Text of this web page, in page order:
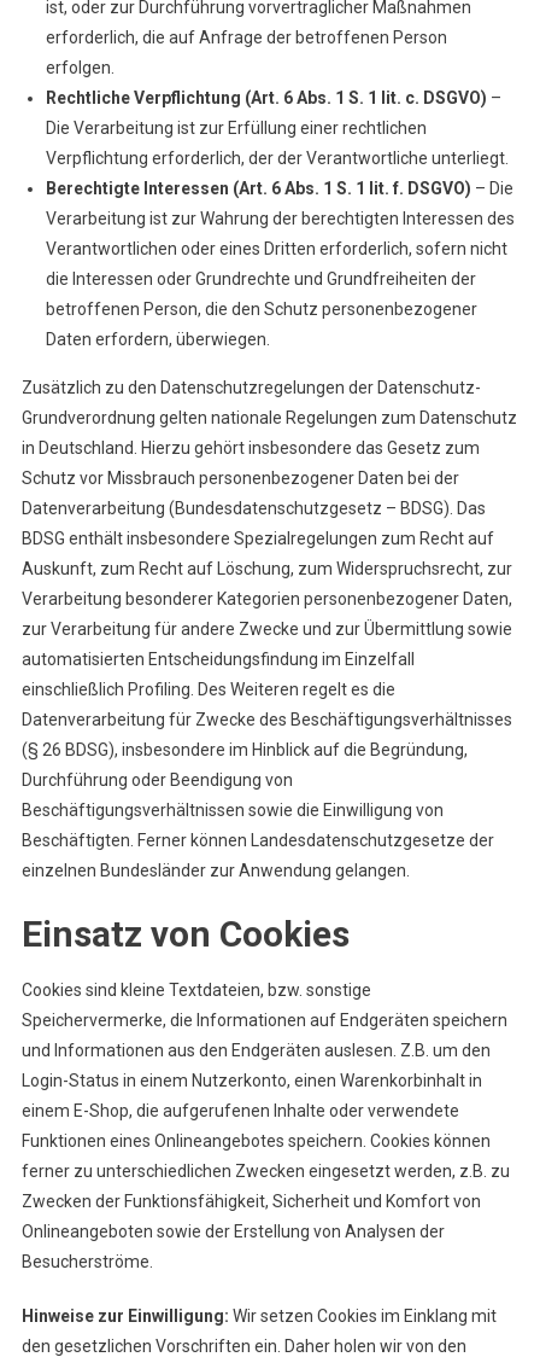
ist, oder zur Durchführung vorvertraglicher Maßnahmen
erforderlich, die auf Anfrage der betroffenen Person
erfolgen.
Rechtliche Verpflichtung (Art. 6 Abs. 1 S. 1 lit. c. DSGVO) –
Die Verarbeitung ist zur Erfüllung einer rechtlichen
Verpflichtung erforderlich, der der Verantwortliche unterliegt.
Berechtigte Interessen (Art. 6 Abs. 1 S. 1 lit. f. DSGVO) – Die
Verarbeitung ist zur Wahrung der berechtigten Interessen des
Verantwortlichen oder eines Dritten erforderlich, sofern nicht
die Interessen oder Grundrechte und Grundfreiheiten der
betroffenen Person, die den Schutz personenbezogener
Daten erfordern, überwiegen.
Zusätzlich zu den Datenschutzregelungen der Datenschutz-
Grundverordnung gelten nationale Regelungen zum Datenschutz
in Deutschland. Hierzu gehört insbesondere das Gesetz zum
Schutz vor Missbrauch personenbezogener Daten bei der
Datenverarbeitung (Bundesdatenschutzgesetz – BDSG). Das
BDSG enthält insbesondere Spezialregelungen zum Recht auf
Auskunft, zum Recht auf Löschung, zum Widerspruchsrecht, zur
Verarbeitung besonderer Kategorien personenbezogener Daten,
zur Verarbeitung für andere Zwecke und zur Übermittlung sowie
automatisierten Entscheidungsfindung im Einzelfall
einschließlich Profiling. Des Weiteren regelt es die
Datenverarbeitung für Zwecke des Beschäftigungsverhältnisses
(§ 26 BDSG), insbesondere im Hinblick auf die Begründung,
Durchführung oder Beendigung von
Beschäftigungsverhältnissen sowie die Einwilligung von
Beschäftigten. Ferner können Landesdatenschutzgesetze der
einzelnen Bundesländer zur Anwendung gelangen.
Einsatz von Cookies
Cookies sind kleine Textdateien, bzw. sonstige
Speichervermerke, die Informationen auf Endgeräten speichern
und Informationen aus den Endgeräten auslesen. Z.B. um den
Login-Status in einem Nutzerkonto, einen Warenkorbinhalt in
einem E-Shop, die aufgerufenen Inhalte oder verwendete
Funktionen eines Onlineangebotes speichern. Cookies können
ferner zu unterschiedlichen Zwecken eingesetzt werden, z.B. zu
Zwecken der Funktionsfähigkeit, Sicherheit und Komfort von
Onlineangeboten sowie der Erstellung von Analysen der
Besucherströme.
Hinweise zur Einwilligung: Wir setzen Cookies im Einklang mit
den gesetzlichen Vorschriften ein. Daher holen wir von den